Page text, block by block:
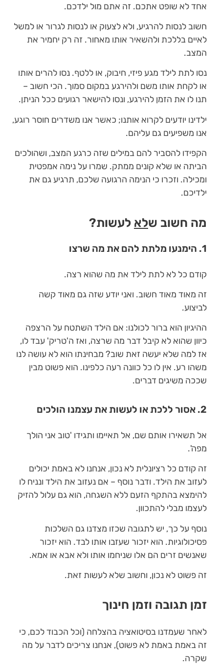
אחד לא שופט אתכם. זה אתם מול ילדכם.
חשוב לנסות להרגיע, ולא לצעוק או לנסות לגרור או למשל
לאיים בללכת ולהשאיר אותו מאחור. זה רק יחמיר את
המצב.
נסו לתת לילד מגע פיזי, חיבוק, או ללטף. נסו להרים אותו
או לקחת אותו משם ולהירגע במקום סמוך. הכי חשוב –
תנו לו את הזמן להירגע, ונסו להישאר רגועים ככל הניתן.
ילדינו יודעים לקרוא אותנו; כאשר אנו משדרים חוסר רוגע,
אנו משפיעים גם עליהם.
הקפידו להסביר להם במילים שזה כרגע המצב, ושהולכים
הביתה או שלא קונים ממתק. שמרו על נימה אמפטית
ומכילה. וזכרו כי הנימה הרגועה שלכם, תרגיע גם את
ילדיכם.
מה חשוב שלא לעשות?
1. הימנעו מלתת להם את מה שרצו
קודם כל לא לתת לילד את מה שהוא רצה.
זה מאוד מאוד חשוב. ואני יודע שזה גם מאוד קשה
לביצוע.
ההיגיון הוא ברור לכולנו: אם הילד השתטח על הרצפה
כיוון שהוא לא קיבל דבר מה שרצה, ואז ה'טריק' עבד לו,
אז למה שלא יעשה זאת שוב? מבחינתו הוא לא עושה לנו
משהו רע. אין לו כל כוונה רעה כלפינו. הוא פשוט מבין
שככה משיגים דברים.
2. אסור ללכת או לעשות את עצמנו הולכים
אל תשאירו אותם שם, אל תאיימו ותגידו 'טוב אני הולך
מפה'.
זה קודם כל רציונלית לא נכון, אנחנו לא באמת יכולים
לעזוב את הילד. ודבר נוסף – אם נעזוב את הילד ונניח לו
להימצא בהתקף הזעם ללא השגחה, הוא גם עלול להזיק
לעצמו מבלי להתכוון.
נוסף על כך, יש לתגובה שכזו מצדנו גם השלכות
פסיכולוגיות. הוא יזכור שעזבו אותו לבד. הוא יזכור
שאנשים זרים הם אלו שניחמו אותו ולא אבא או אמא.
זה פשוט לא נכון, וחשוב שלא לעשות זאת.
זמן תגובה וזמן חינוך
לאחר שעמדנו בסיטואציה בהצלחה (וכל הכבוד לכם, כי
זה באמת באמת לא פשוט), אנחנו צריכים לדבר על מה
שקרה.